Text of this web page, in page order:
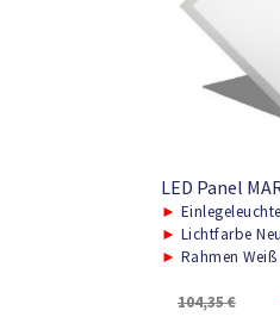
LED Panel
► Einlegeleuchte
► Lichtfarbe
► Rahmen Weiß
104,35€